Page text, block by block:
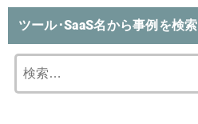
ツール･SaaS名から事例を検索
索: